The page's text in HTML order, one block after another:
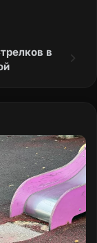
в